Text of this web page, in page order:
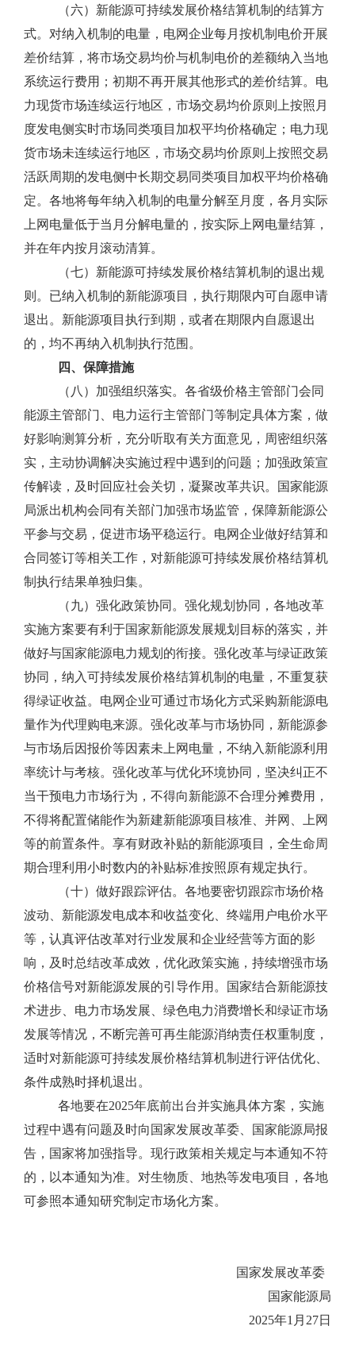
（六）新能源可持续发展价格结算机制的结算方
式。对纳入机制的电量，电网企业每月按机制电价开展
差价结算，将市场交易均价与机制电价的差额纳入当地
系统运行费用；初期不再开展其他形式的差价结算。电
力现货市场连续运行地区，市场交易均价原则上按照月
度发电侧实时市场同类项目加权平均价格确定；电力现
货市场未连续运行地区，市场交易均价原则上按照交易
活跃周期的发电侧中长期交易同类项目加权平均价格确
定。各地将每年纳入机制的电量分解至月度，各月实际
上网电量低于当月分解电量的，按实际上网电量结算，
并在年内按月滚动清算。
（七）新能源可持续发展价格结算机制的退出规
则。已纳入机制的新能源项目，执行期限内可自愿申请
退出。新能源项目执行到期，或者在期限内自愿退出
的，均不再纳入机制执行范围。
四、保障措施
（八）加强组织落实。各省级价格主管部门会同
能源主管部门、电力运行主管部门等制定具体方案，做
好影响测算分析，充分听取有关方面意见，周密组织落
实，主动协调解决实施过程中遇到的问题；加强政策宣
传解读，及时回应社会关切，凝聚改革共识。国家能源
局派出机构会同有关部门加强市场监管，保障新能源公
平参与交易，促进市场平稳运行。电网企业做好结算和
合同签订等相关工作，对新能源可持续发展价格结算机
制执行结果单独归集。
（九）强化政策协同。强化规划协同，各地改革
实施方案要有利于国家新能源发展规划目标的落实，并
做好与国家能源电力规划的衔接。强化改革与绿证政策
协同，纳入可持续发展价格结算机制的电量，不重复获
得绿证收益。电网企业可通过市场化方式采购新能源电
量作为代理购电来源。强化改革与市场协同，新能源参
与市场后因报价等因素未上网电量，不纳入新能源利用
率统计与考核。强化改革与优化环境协同，坚决纠正不
当干预电力市场行为，不得向新能源不合理分摊费用，
不得将配置储能作为新建新能源项目核准、并网、上网
等的前置条件。享有财政补贴的新能源项目，全生命周
期合理利用小时数内的补贴标准按照原有规定执行。
（十）做好跟踪评估。各地要密切跟踪市场价格
波动、新能源发电成本和收益变化、终端用户电价水平
等，认真评估改革对行业发展和企业经营等方面的影
响，及时总结改革成效，优化政策实施，持续增强市场
价格信号对新能源发展的引导作用。国家结合新能源技
术进步、电力市场发展、绿色电力消费增长和绿证市场
发展等情况，不断完善可再生能源消纳责任权重制度，
适时对新能源可持续发展价格结算机制进行评估优化、
条件成熟时择机退出。
各地要在2025年底前出台并实施具体方案，实施
过程中遇有问题及时向国家发展改革委、国家能源局报
告，国家将加强指导。现行政策相关规定与本通知不符
的，以本通知为准。对生物质、地热等发电项目，各地
可参照本通知研究制定市场化方案。
国家发展改革委
国家能源局
2025年1月27日